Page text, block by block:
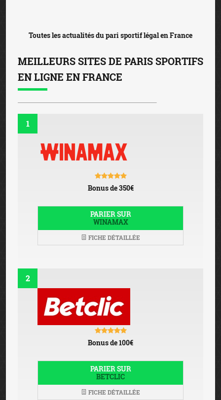
Toutes les actualités du pari sportif légal en France
MEILLEURS SITES DE PARIS SPORTIFS
EN LIGNE EN FRANCE
1
Bonus de 350€
PARIER SUR
WINAMAX
FICHE DÉTAILLÉE
2
Bonus de 100€
PARIER SUR
BETCLIC
FICHE DÉTAILLÉE